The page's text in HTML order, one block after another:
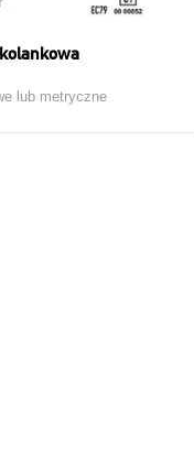
lub metryczne